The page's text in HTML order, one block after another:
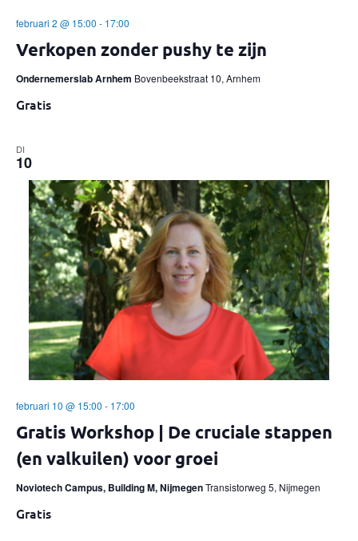
Verkopen zonder pushy te zijn
februari 2 @ 15:00 - 17:00
Ondernemerslab Arnhem Bovenbeekstraat 10, Arnhem
Gratis
DI
10
Gratis Workshop | De cruciale stappen
(en valkuilen) voor groei
februari 10 @ 15:00 - 17:00
Noviotech Campus, Building M, NijmegenTransistorweg 5, Nijmegen
Gratis